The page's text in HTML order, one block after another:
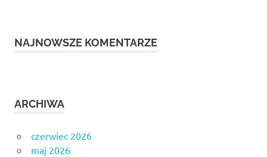
NAJNOWSZE KOMENTARZE
ARCHIWA
czerwiec 2026
maj 2026